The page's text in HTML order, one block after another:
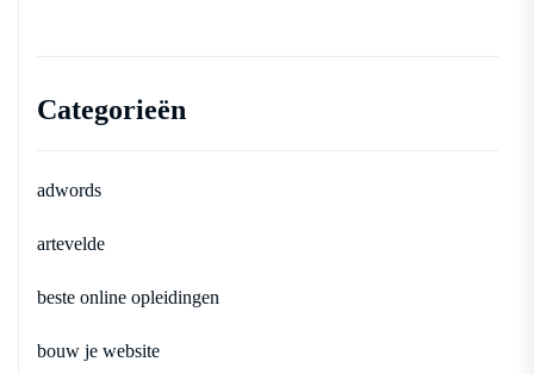
Categorieën
adwords
artevelde
beste online opleidingen
bouw je website